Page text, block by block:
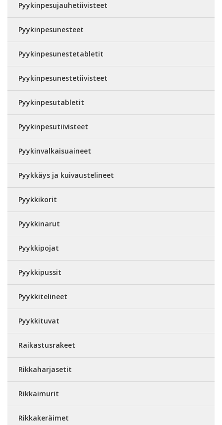
Pyykinpesujauhetiivisteet
Pyykinpesunesteet
Pyykinpesunestetabletit
Pyykinpesunestetiivisteet
Pyykinpesutabletit
Pyykinpesutiivisteet
Pyykinvalkaisuaineet
Pyykkäys ja kuivaustelineet
Pyykkikorit
Pyykkinarut
Pyykkipojat
Pyykkipussit
Pyykkitelineet
Pyykkituvat
Raikastusrakeet
Rikkaharjasetit
Rikkaimurit
Rikkakeräimet